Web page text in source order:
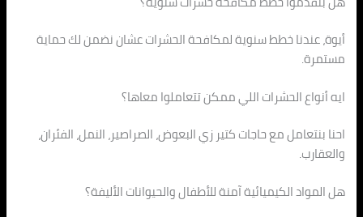
أيوة، عندنا خطط سنوية لمكافحة الحشرات عشان نضمن لك حماية
مستمرة.
ايه أنواع الحشرات اللي ممكن تتعاملوا معاها؟
احنا بنتعامل مع حاجات كتير زي البعوض، الصراصير، النمل، الفئران،
والعقارب.
هل المواد الكيميائية آمنة للأطفال والحيوانات الأليفة؟